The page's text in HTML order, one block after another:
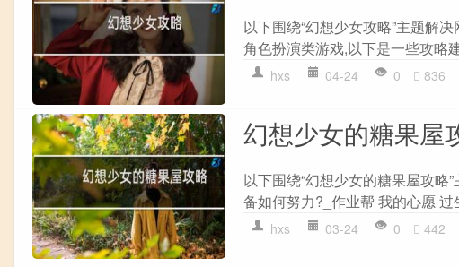
以下围绕“幻想少女攻略”主题解
角色扮演类游戏,以下是一些攻略
hxs 04-24 0 836
幻想少女的糖果屋
以下围绕“幻想少女的糖果屋攻略
备如何努力?_作业帮 我的心愿 过
hxs 03-24 0 442